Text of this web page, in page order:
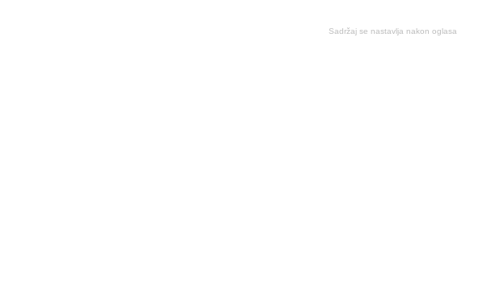
Sadržaj se nastavlja nakon oglasa